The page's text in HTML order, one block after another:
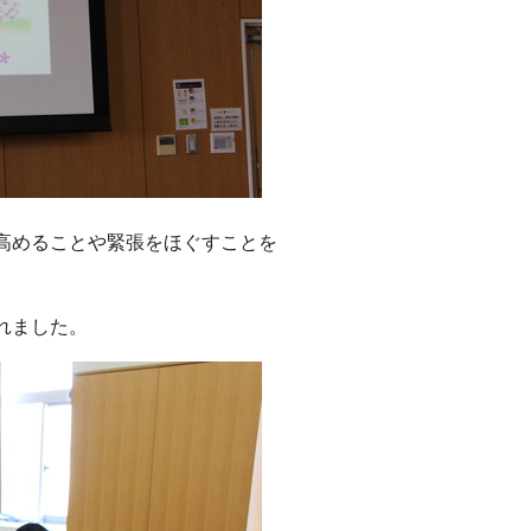
めることや緊張をほぐすことを
した。